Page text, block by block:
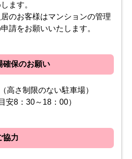
ます。
のお客様はマンションの管理
請をお願いいたします。
確保のお願い
高さ制限のない駐車場）
安8：30～18：00）
協力